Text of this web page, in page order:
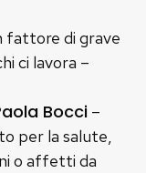
fattore di grave
ci lavora –
Bocci–
per la salute,
o affetti da